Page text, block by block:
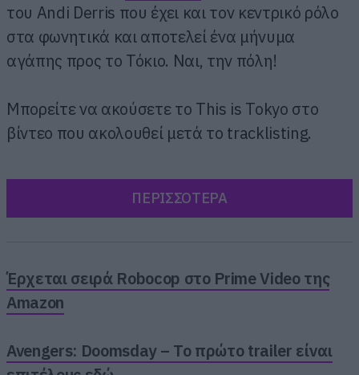
του Andi Derris που έχει και τον κεντρικό ρόλο
στα φωνητικά και αποτελεί ένα μήνυμα
αγάπης προς το Τόκιο. Ναι, την πόλη!
Μπορείτε να ακούσετε το This is Tokyo στο
βίντεο που ακολουθεί μετά το tracklisting.
ΠΕΡΙΣΣΟΤΕΡΑ
Έρχεται σειρά Robocop στο Prime Video της
Amazon
Avengers: Doomsday – Το πρώτο trailer είναι